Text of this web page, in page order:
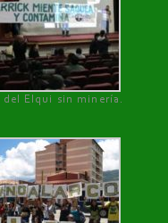
del Elqui sin minería.